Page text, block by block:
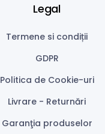
Legal
Termene si condiții
GDPR
Politica de Cookie-uri
Livrare - Returnări
Garanţia produselor